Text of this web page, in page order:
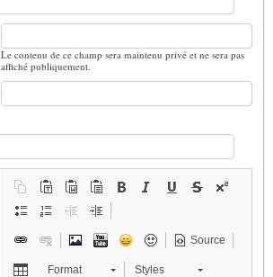
Le contenu de ce champ sera maintenu privé et ne sera pas
affiché publiquement.
Source
Format Styles